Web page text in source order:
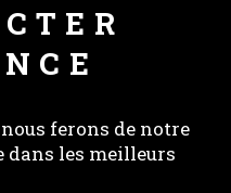
ferons de notre
dans les meilleurs